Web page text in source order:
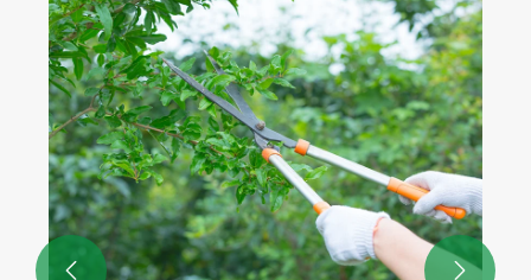
ヘッジせん断は何に使用されていますか？
もっと見る >>
 